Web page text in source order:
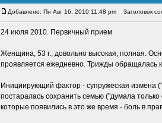
Добавлено: Пн Авг 16, 2010 11:48 pm Заголовок
24 июля 2010. Первичный прием
Женщина, 53 г., довольно высокая, полная.
проявляется ежедневно. Трижды обращалась
Инициирующий фактор - супружеская измена
постаралась сохранить семью ("думала
которые появились в это же время - боль в